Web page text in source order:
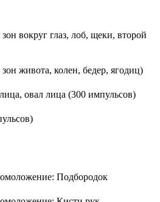
вокруг глаз, лоб, щеки, второй
живота, колен, бедер, ягодиц)
овал лица (300 импульсов)
Подбородок